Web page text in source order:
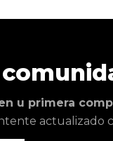
u primera
actualizado